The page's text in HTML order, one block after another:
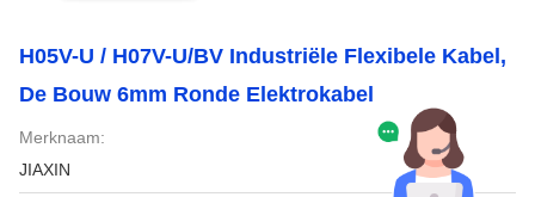
H05V-U / H07V-U/BV Industriële Flexibele Kabel,
De Bouw 6mm Ronde Elektrokabel
Merknaam:
JIAXIN